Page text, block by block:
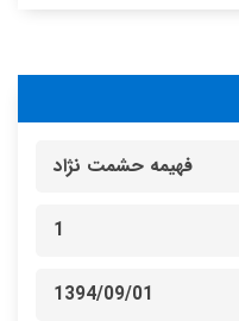
فهیمه حشمت نژاد
1
1394/09/01